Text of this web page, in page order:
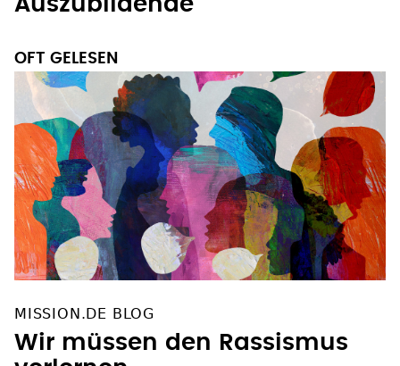
Wir müssen den Rassismus
verlernen